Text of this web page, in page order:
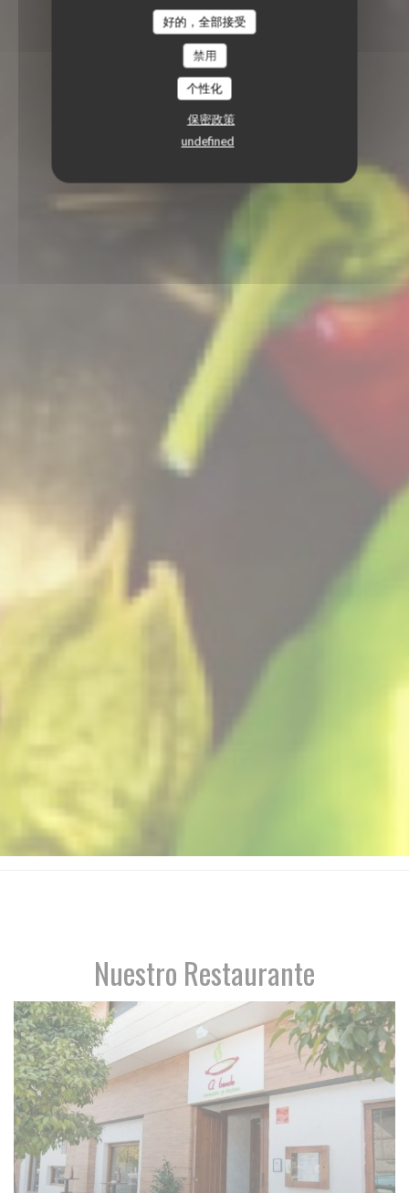
好的，全部接受
禁用
个性化
保密政策
undefined
Nuestro Restaurante